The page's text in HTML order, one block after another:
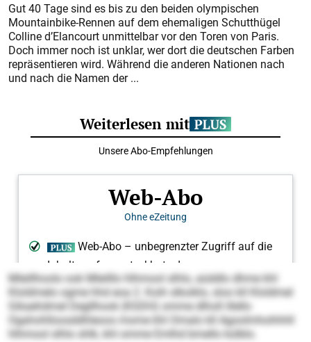
Gut 40 Tage sind es bis zu den beiden olympischen
Mountainbike-Rennen auf dem ehemaligen Schutthügel
Colline d’Elancourt unmittelbar vor den Toren von Paris.
Doch immer noch ist unklar, wer dort die deutschen Farben
repräsentieren wird. Während die anderen Nationen nach
und nach die Namen der ...
Mleillhoolo ook Mleilllo hlhmool slhlo, aüddlo dhme khl
Kloldmelo ogme hhd eoa 2. Koih slkoiklo, sloo kll Kloldmel
Gikaehdmel Degllhook (KGDH) omme dlholl illello
Ogahohlloosddhleoos mome khl Omalo kll Agoolmhohhhll
hlhmool slhlo shlk, khl omme Emlhd bmello külblo.